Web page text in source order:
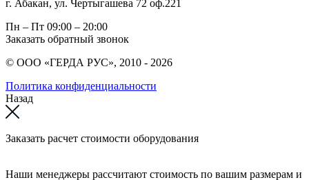
г. Абакан, ул. Чертыгашева 72 оф.221
Пн – Пт 09:00 – 20:00
Заказать обратный звонок
© ООО «ГЕРДА РУС», 2010 - 2026
Политика конфиденциальности
Назад
Заказать расчет стоимости оборудования
Наши менеджеры рассчитают стоимость по вашим размерам и